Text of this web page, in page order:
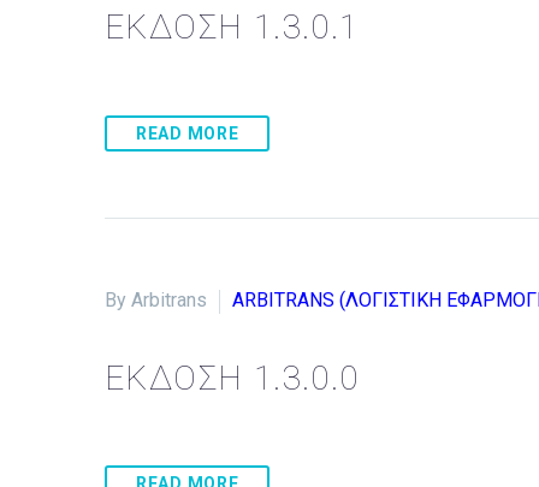
ΕΚΔΟΣΗ 1.3.0.1
READ MORE
By Arbitrans ARBITRANS (ΛΟΓΙΣΤΙΚΗ
ΕΚΔΟΣΗ 1.3.0.0